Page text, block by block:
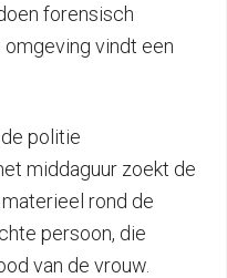
forensisch
omgeving vindt een
politie
middaguur zoekt de
rond de
persoon, die
van de vrouw.